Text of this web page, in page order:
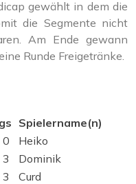
gewählt in dem die
die Segmente nicht
Am Ende gewann
Runde Freigetränke.
Spielername(n)
0
Heiko
3
Dominik
3
Curd